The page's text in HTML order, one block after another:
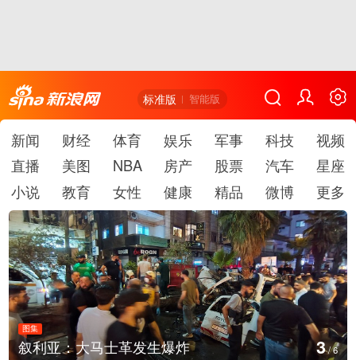
标准版 智能版
新闻 财经 体育 娱乐 军事 科技
视频
直播
美图 NBA 房产 股票 汽车
星座
小说
教育 女性 健康 精品 微博 更多
图集
叙利亚：大马士革发生爆炸 3/6